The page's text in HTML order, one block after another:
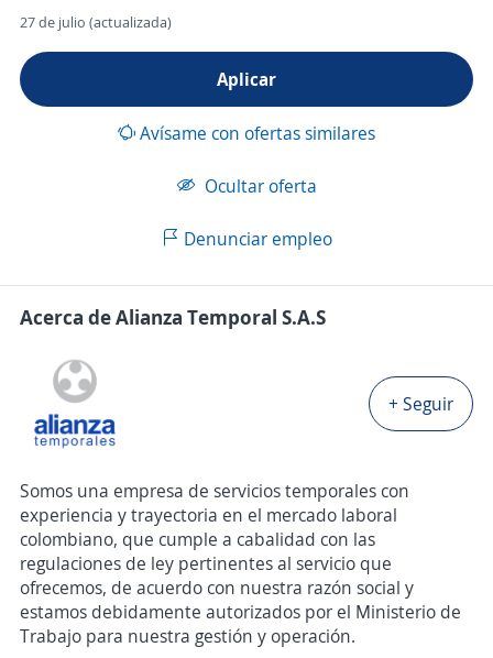
27 de julio (actualizada)
Aplicar
Avísame con ofertas similares
Ocultar oferta
Denunciar empleo
Acerca de Alianza Temporal S.A.S
+ Seguir
Somos una empresa de servicios temporales con
experiencia y trayectoria en el mercado laboral
colombiano, que cumple a cabalidad con las
regulaciones de ley pertinentes al servicio que
ofrecemos, de acuerdo con nuestra razón social y
estamos debidamente autorizados por el Ministerio de
Trabajo para nuestra gestión y operación.